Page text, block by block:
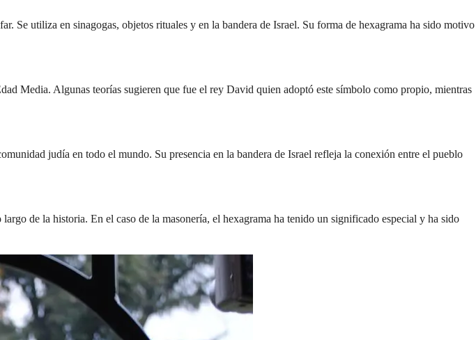
Se utiliza en sinagogas, objetos rituales y en la bandera de Israel. Su forma de hexagrama ha sido motivo
Media. Algunas teorías sugieren que fue el rey David quien adoptó este símbolo como propio, mientras
judía en todo el mundo. Su presencia en la bandera de Israel refleja la conexión entre el pueblo
de la historia. En el caso de la masonería, el hexagrama ha tenido un significado especial y ha sido